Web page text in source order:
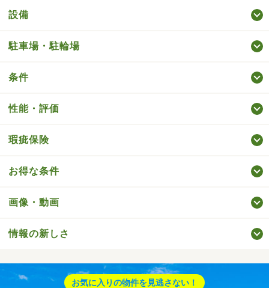
設備
駐車場・駐輪場
条件
性能・評価
瑕疵保険
お得な条件
画像・動画
情報の新しさ
お気に入りの物件を見逃さない！